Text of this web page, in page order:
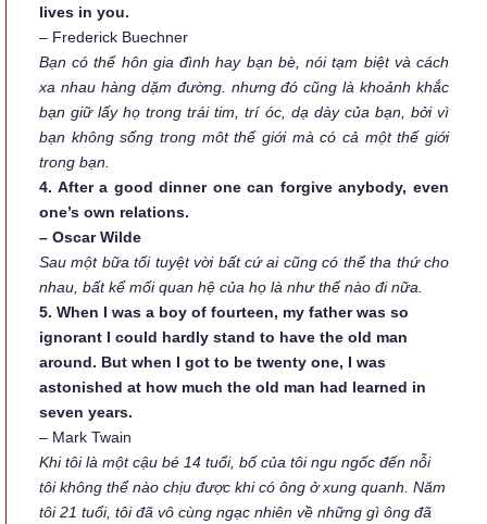
lives in you.
– Frederick Buechner
Bạn có thể hôn gia đình hay bạn bè, nói tạm biệt và cách
xa nhau hàng dặm đường. nhưng đó cũng là khoảnh khắc
bạn giữ lấy họ trong trái tim, trí óc, dạ dày của bạn, bởi vì
bạn không sống trong môt thế giới mà có cả một thế giới
trong bạn.
4. After a good dinner one can forgive anybody, even
one’s own relations.
– Oscar Wilde
Sau một bữa tối tuyệt vời bất cứ ai cũng có thể tha thứ cho
nhau, bất kể mối quan hệ của họ là như thế nào đi nữa.
5. When I was a boy of fourteen, my father was so
ignorant I could hardly stand to have the old man
around. But when I got to be twenty one, I was
astonished at how much the old man had learned in
seven years.
– Mark Twain
Khi tôi là một cậu bé 14 tuổi, bố của tôi ngu ngốc đến nỗi
tôi không thể nào chịu được khi có ông ở xung quanh. Năm
tôi 21 tuổi, tôi đã vô cùng ngạc nhiên về những gì ông đã